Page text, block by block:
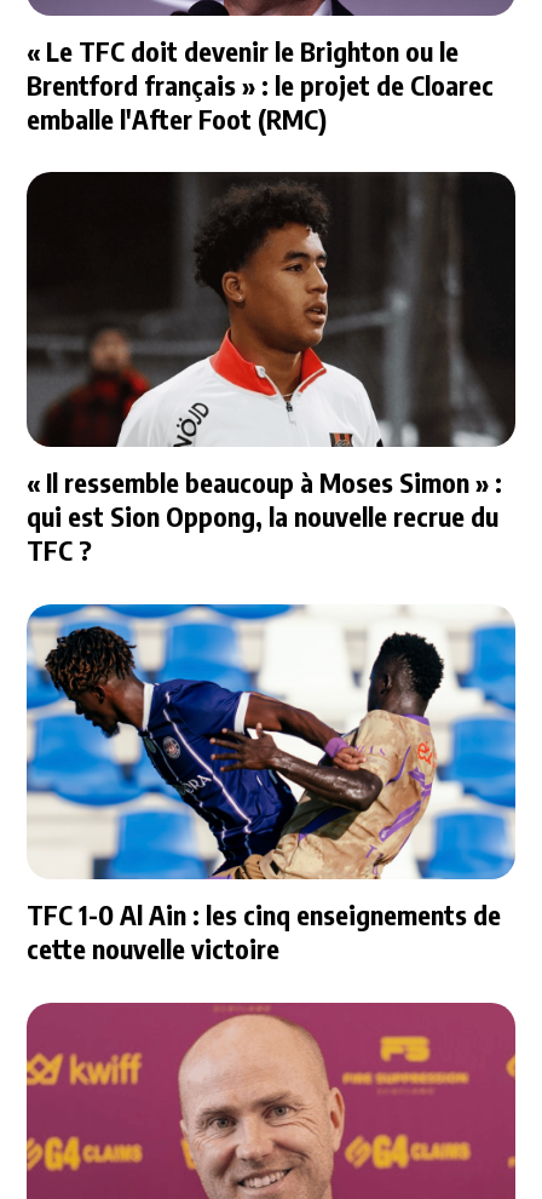
« Le TFC doit devenir le Brighton ou le
Brentford français » : le projet de Cloarec
emballe l'After Foot (RMC)
« Il ressemble beaucoup à Moses Simon » :
qui est Sion Oppong, la nouvelle recrue du
TFC ?
TFC 1-0 Al Ain : les cinq enseignements de
cette nouvelle victoire